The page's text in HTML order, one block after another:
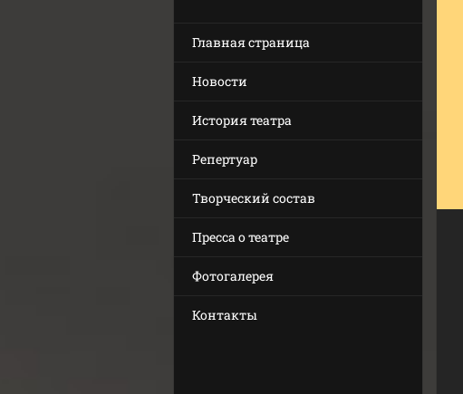
Главная страница
Новости
История театра
Репертуар
Творческий состав
Пресса о театре
Фотогалерея
Контакты